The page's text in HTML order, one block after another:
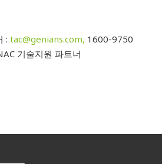
: tac@genians.com, 1600-9750
기술지원 파트너